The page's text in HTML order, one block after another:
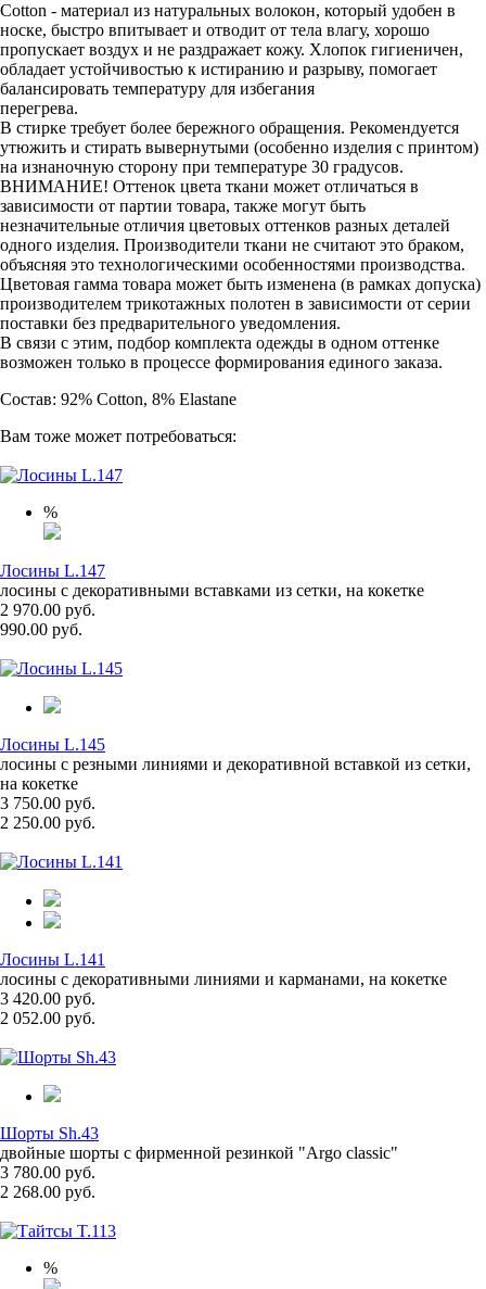
Cotton - материал из натуральных волокон, который удобен в
носке, быстро впитывает и отводит от тела влагу, хорошо
пропускает воздух и не раздражает кожу. Хлопок гигиеничен,
обладает устойчивостью к истиранию и разрыву, помогает
балансировать температуру для избегания
перегрева.
В стирке требует более бережного обращения. Рекомендуется
утюжить и стирать вывернутыми (особенно изделия с принтом)
на изнаночную сторону при температуре 30 градусов.
ВНИМАНИЕ! Оттенок цвета ткани может отличаться в
зависимости от партии товара, также могут быть
незначительные отличия цветовых оттенков разных деталей
одного изделия. Производители ткани не считают это браком,
объясняя это технологическими особенностями производства.
Цветовая гамма товара может быть изменена (в рамках допуска)
производителем трикотажных полотен в зависимости от серии
поставки без предварительного уведомления.
В связи с этим, подбор комплекта одежды в одном оттенке
возможен только в процессе формирования единого заказа.
Состав: 92% Cotton, 8% Elastane
Вам тоже может потребоваться:
%
Лосины L.147
лосины с декоративными вставками из сетки, на кокетке
2 970.00 руб.
990.00 руб.
Лосины L.145
лосины с резными линиями и декоративной вставкой из сетки,
на кокетке
3 750.00 руб.
2 250.00 руб.
Лосины L.141
лосины с декоративными линиями и карманами, на кокетке
3 420.00 руб.
2 052.00 руб.
Шорты Sh.43
двойные шорты с фирменной резинкой "Argo classic"
3 780.00 руб.
2 268.00 руб.
%